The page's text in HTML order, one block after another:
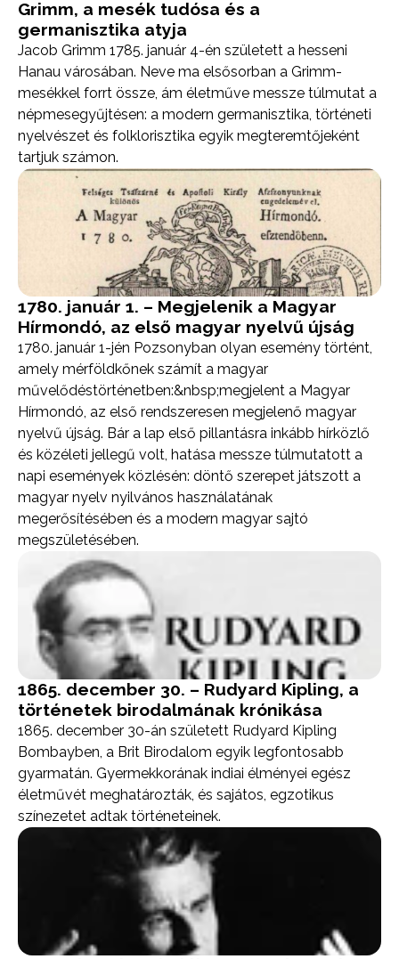
Grimm, a mesék tudósa és a
germanisztika atyja
Jacob Grimm 1785. január 4-én született a hesseni
Hanau városában. Neve ma elsősorban a Grimm-
mesékkel forrt össze, ám életműve messze túlmutat a
népmesegyűjtésen: a modern germanisztika, történeti
nyelvészet és folklorisztika egyik megteremtőjeként
tartjuk számon.
1780. január 1. – Megjelenik a Magyar
Hírmondó, az első magyar nyelvű újság
1780. január 1-jén Pozsonyban olyan esemény történt,
amely mérföldkőnek számít a magyar
művelődéstörténetben:&nbsp;megjelent a Magyar
Hírmondó, az első rendszeresen megjelenő magyar
nyelvű újság. Bár a lap első pillantásra inkább hírközlő
és közéleti jellegű volt, hatása messze túlmutatott a
napi események közlésén: döntő szerepet játszott a
magyar nyelv nyilvános használatának
megerősítésében és a modern magyar sajtó
megszületésében.
1865. december 30. – Rudyard Kipling, a
történetek birodalmának krónikása
1865. december 30-án született Rudyard Kipling
Bombayben, a Brit Birodalom egyik legfontosabb
gyarmatán. Gyermekkorának indiai élményei egész
életművét meghatározták, és sajátos, egzotikus
színezetet adtak történeteinek.